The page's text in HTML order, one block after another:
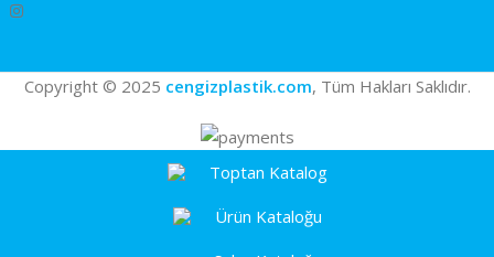
Copyright © 2025 cengizplastik.com, Tüm Hakları Saklıdır.
Toptan Katalog
Ürün Kataloğu